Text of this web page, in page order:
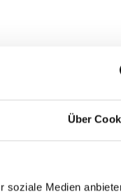
Über
soziale Medien